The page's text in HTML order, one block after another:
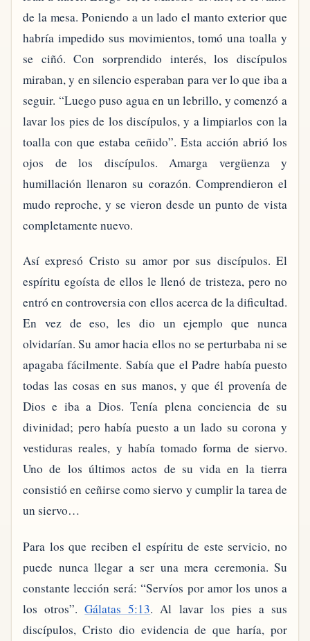
de la mesa. Poniendo a un lado el manto exterior que
habría impedido sus movimientos, tomó una toalla y
se ciñó. Con sorprendido interés, los discípulos
miraban, y en silencio esperaban para ver lo que iba a
seguir. “Luego puso agua en un lebrillo, y comenzó a
lavar los pies de los discípulos, y a limpiarlos con la
toalla con que estaba ceñido”. Esta acción abrió los
ojos de los discípulos. Amarga vergüenza y
humillación llenaron su corazón. Comprendieron el
mudo reproche, y se vieron desde un punto de vista
completamente nuevo.
Así expresó Cristo su amor por sus discípulos. El
espíritu egoísta de ellos le llenó de tristeza, pero no
entró en controversia con ellos acerca de la dificultad.
En vez de eso, les dio un ejemplo que nunca
olvidarían. Su amor hacia ellos no se perturbaba ni se
apagaba fácilmente. Sabía que el Padre había puesto
todas las cosas en sus manos, y que él provenía de
Dios e iba a Dios. Tenía plena conciencia de su
divinidad; pero había puesto a un lado su corona y
vestiduras reales, y había tomado forma de siervo.
Uno de los últimos actos de su vida en la tierra
consistió en ceñirse como siervo y cumplir la tarea de
un siervo…
Para los que reciben el espíritu de este servicio, no
puede nunca llegar a ser una mera ceremonia. Su
constante lección será: “Servíos por amor los unos a
los otros”.Gálatas 5:13. Al lavar los pies a sus
discípulos, Cristo dio evidencia de que haría, por